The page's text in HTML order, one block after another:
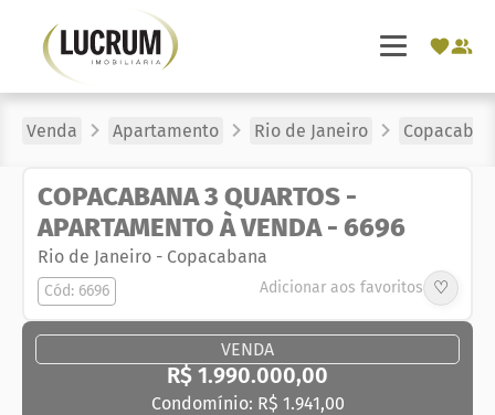
Venda Apartamento Rio de Janeiro
COPACABANA 3 QUARTOS -
APARTAMENTO À VENDA - 6696
Rio de Janeiro- Copacabana
Adicionar aos favoritos ♡
Cód: 6696
VENDA
R$ 1.990.000,00
Condomínio: R$ 1.941,00